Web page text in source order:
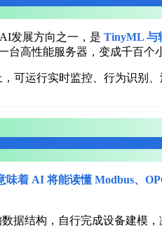
发展方向之一，是 TinyML 与
台高性能服务器，变成千百个
，可运行实时监控、行为识别
味着 AI 将能读懂 Modbus、
据结构，自行完成设备建模，